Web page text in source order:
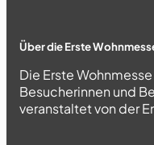
Über die Erste
Die Erste
Besucherinnen und
veranstaltet von der